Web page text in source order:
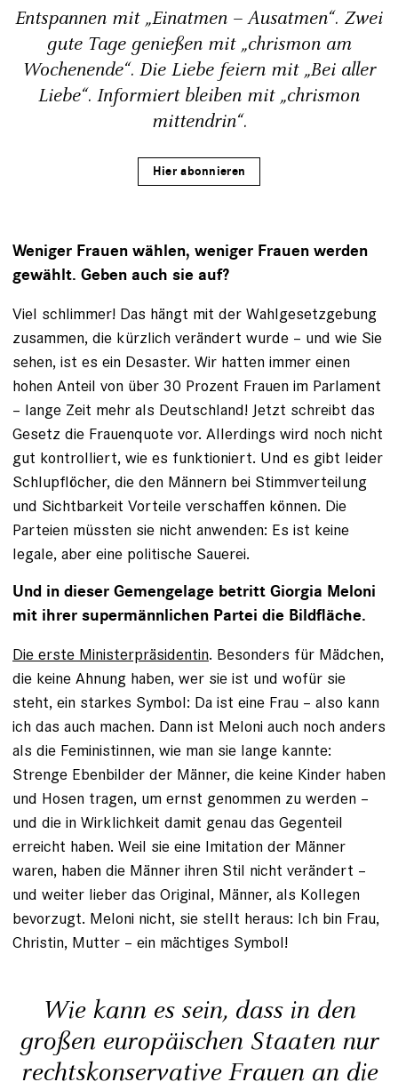
Entspannen mit „Einatmen – Ausatmen“. Zwei
gute Tage genießen mit „chrismon am
Wochenende“. Die Liebe feiern mit „Bei aller
Liebe“. Informiert bleiben mit „chrismon
mittendrin“.
Hier abonnieren
Weniger Frauen wählen, weniger Frauen werden
gewählt. Geben auch sie auf?
Viel schlimmer! Das hängt mit der Wahlgesetzgebung
zusammen, die kürzlich verändert wurde – und wie Sie
sehen, ist es ein Desaster. Wir hatten immer einen
hohen Anteil von über 30 Prozent Frauen im Parlament
– lange Zeit mehr als Deutschland! Jetzt schreibt das
Gesetz die Frauenquote vor. Allerdings wird noch nicht
gut kontrolliert, wie es funktioniert. Und es gibt leider
Schlupflöcher, die den Männern bei Stimmverteilung
und Sichtbarkeit Vorteile verschaffen können. Die
Parteien müssten sie nicht anwenden: Es ist keine
legale, aber eine politische Sauerei.
Und in dieser Gemengelage betritt Giorgia Meloni
mit ihrer supermännlichen Partei die Bildfläche.
Die erste Ministerpräsidentin. Besonders für Mädchen,
die keine Ahnung haben, wer sie ist und wofür sie
steht, ein starkes Symbol: Da ist eine Frau – also kann
ich das auch machen. Dann ist Meloni auch noch anders
als die Feministinnen, wie man sie lange kannte:
Strenge Ebenbilder der Männer, die keine Kinder haben
und Hosen tragen, um ernst genommen zu werden –
und die in Wirklichkeit damit genau das Gegenteil
erreicht haben. Weil sie eine Imitation der Männer
waren, haben die Männer ihren Stil nicht verändert –
und weiter lieber das Original, Männer, als Kollegen
bevorzugt. Meloni nicht, sie stellt heraus: Ich bin Frau,
Christin, Mutter – ein mächtiges Symbol!
Wie kann es sein, dass in den
großen europäischen Staaten nur
rechtskonservative Frauen an die